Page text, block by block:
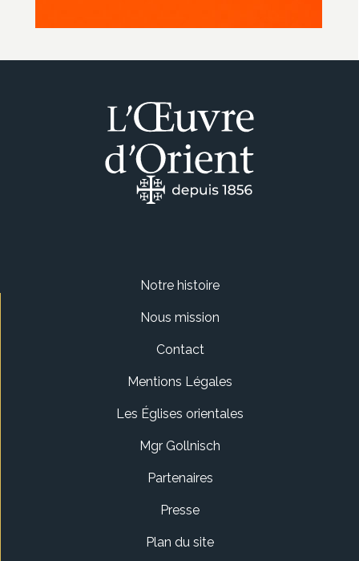
Notre histoire
Nous mission
Contact
Mentions Légales
Les Églises orientales
Mgr Gollnisch
Partenaires
Presse
Plan du site